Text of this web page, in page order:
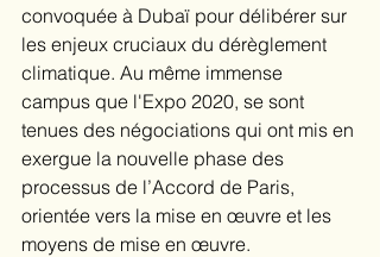
convoquée à Dubaï pour délibérer sur
les enjeux cruciaux du dérèglement
climatique. Au même immense
campus que l'Expo 2020, se sont
tenues des négociations qui ont mis en
exergue la nouvelle phase des
processus de l’Accord de Paris,
orientée vers la mise en œuvre et les
moyens de mise en œuvre.